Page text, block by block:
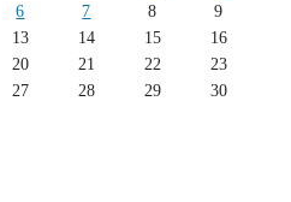
6 7 8
9
13 14 15
16
20 21 22
23
27 28 29
30